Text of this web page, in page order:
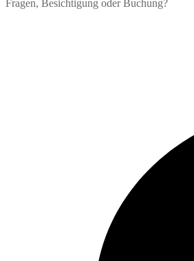
Fragen, Besichtigung oder Buchung?